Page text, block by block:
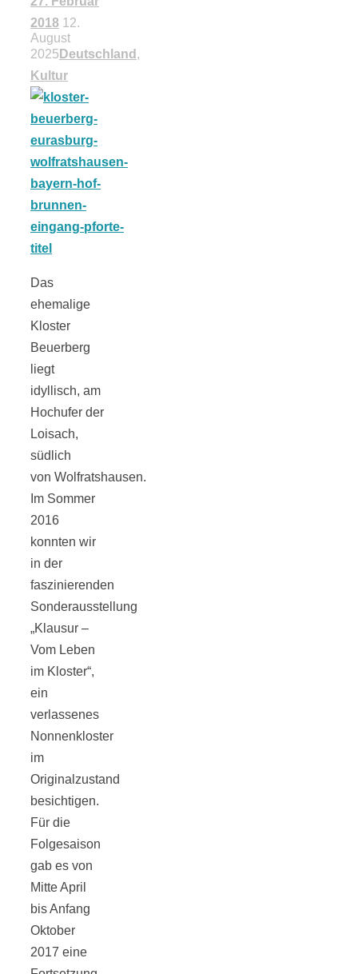
2018 12.
August
2025 Deutschland ,
Kultur
Das
ehemalige
Kloster
Beuerberg
liegt
idyllisch, am
Hochufer der
Loisach,
südlich
von Wolfratshausen.
Im Sommer
2016
konnten wir
in der
faszinierenden
Sonderausstellung
„Klausur –
Vom Leben
im Kloster“,
ein
verlassenes
Nonnenkloster
im
Originalzustand
besichtigen.
Für die
Folgesaison
gab es von
Mitte April
bis Anfang
Oktober
2017 eine